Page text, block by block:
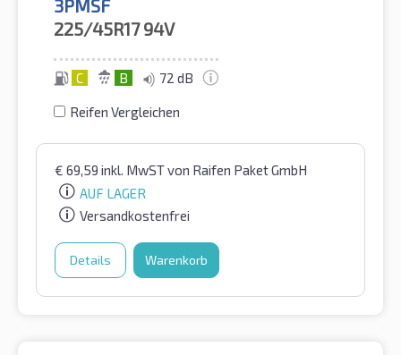
3PMSF
225/45R17 94V
C B 72 dB
Reifen Vergleichen
€ 69,59 inkl. MwSTvon Raifen Paket GmbH
AUF LAGER
Versandkostenfrei
Details Warenkorb